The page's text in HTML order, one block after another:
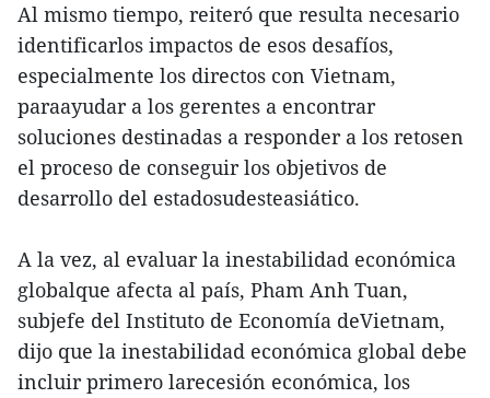
Al mismo tiempo, reiteró que resulta necesario
identificarlos impactos de esos desafíos,
especialmente los directos con Vietnam,
paraayudar a los gerentes a encontrar
soluciones destinadas a responder a los retosen
el proceso de conseguir los objetivos de
desarrollo del estadosudesteasiático.
A la vez, al evaluar la inestabilidad económica
globalque afecta al país, Pham Anh Tuan,
subjefe del Instituto de Economía deVietnam,
dijo que la inestabilidad económica global debe
incluir primero larecesión económica, los